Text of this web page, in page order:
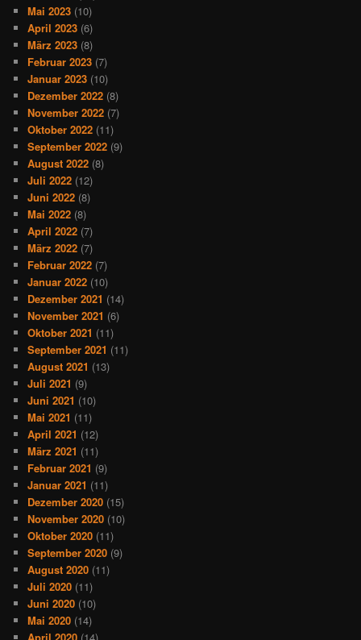
Mai 2023 (10)
April 2023 (6)
März 2023 (8)
Februar 2023 (7)
Januar 2023 (10)
Dezember 2022 (8)
November 2022 (7)
Oktober 2022 (11)
September 2022 (9)
August 2022 (8)
Juli 2022 (12)
Juni 2022 (8)
Mai 2022 (8)
April 2022 (7)
März 2022 (7)
Februar 2022 (7)
Januar 2022 (10)
Dezember 2021 (14)
November 2021 (6)
Oktober 2021 (11)
September 2021 (11)
August 2021 (13)
Juli 2021 (9)
Juni 2021 (10)
Mai 2021 (11)
April 2021 (12)
März 2021 (11)
Februar 2021 (9)
Januar 2021 (11)
Dezember 2020 (15)
November 2020 (10)
Oktober 2020 (11)
September 2020 (9)
August 2020 (11)
Juli 2020 (11)
Juni 2020 (10)
Mai 2020 (14)